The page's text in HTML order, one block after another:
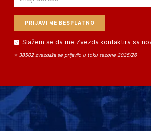
Slažem se da me Zvezda kontaktira sa
⭐ 38502 zvezdaša se prijavilo u toku sezone 2025/26